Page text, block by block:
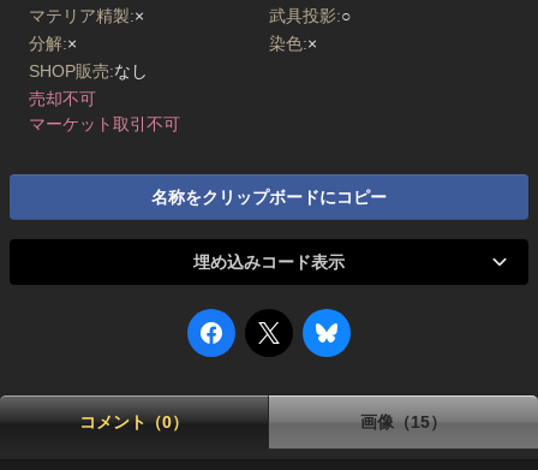
マテリア精製:× 武具投影:○
分解:× 染色:×
SHOP販売:なし
売却不可
マーケット取引不可
名称をクリップボードにコピー
埋め込みコード表示
コメント（0） 画像（15）